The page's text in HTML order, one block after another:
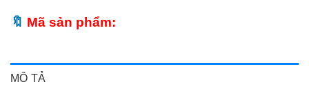
Mã sản phẩm:
MÔ TẢ